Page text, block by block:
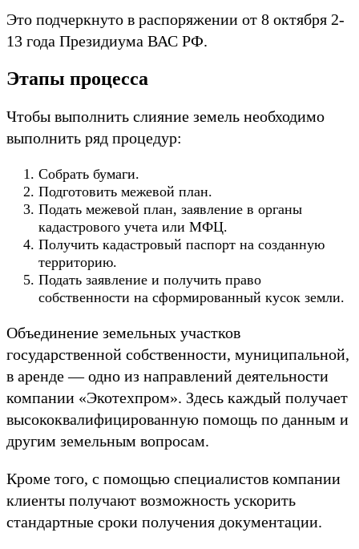
Это подчеркнуто в распоряжении от 8 октября 2-
13 года Президиума ВАС РФ.
Этапы процесса
Чтобы выполнить слияние земель необходимо
выполнить ряд процедур:
Собрать бумаги.
Подготовить межевой план.
Подать межевой план, заявление в органы
кадастрового учета или МФЦ.
Получить кадастровый паспорт на созданную
территорию.
Подать заявление и получить право
собственности на сформированный кусок земли.
Объединение земельных участков
государственной собственности, муниципальной,
в аренде — одно из направлений деятельности
компании «Экотехпром». Здесь каждый получает
высококвалифицированную помощь по данным и
другим земельным вопросам.
Кроме того, с помощью специалистов компании
клиенты получают возможность ускорить
стандартные сроки получения документации.